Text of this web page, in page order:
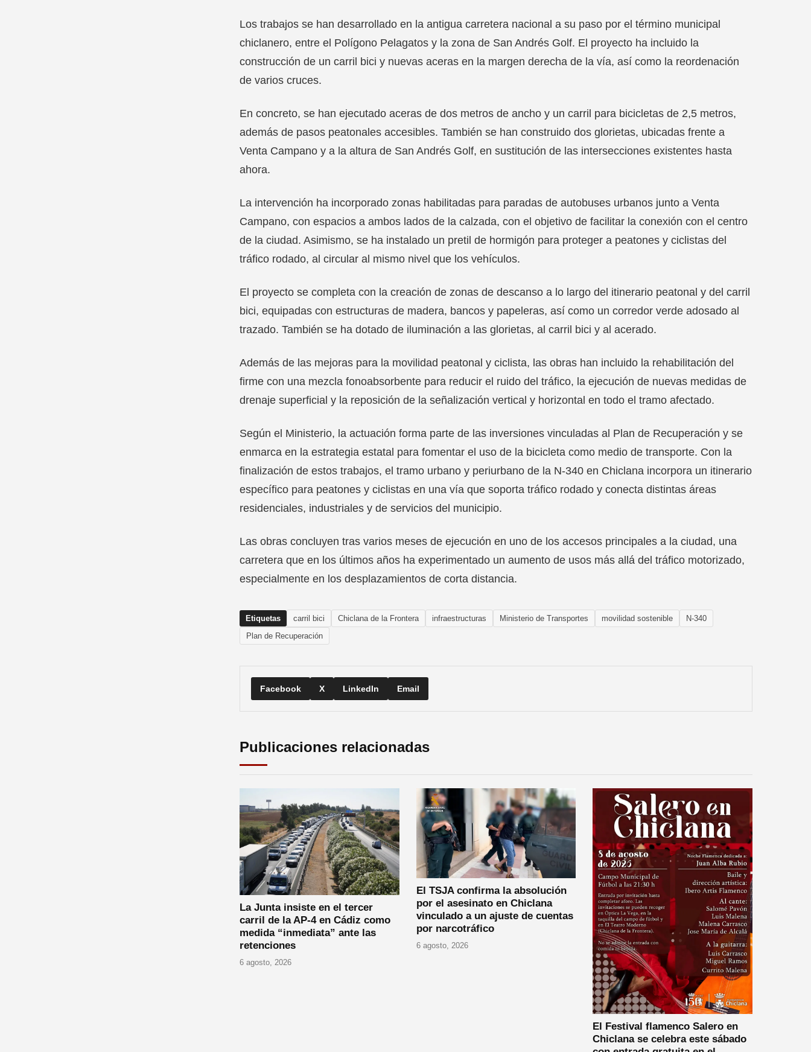
Los trabajos se han desarrollado en la antigua carretera nacional a su paso por el término municipal
chiclanero, entre el Polígono Pelagatos y la zona de San Andrés Golf. El proyecto ha incluido la
construcción de un carril bici y nuevas aceras en la margen derecha de la vía, así como la reordenación
de varios cruces.
En concreto, se han ejecutado aceras de dos metros de ancho y un carril para bicicletas de 2,5 metros,
además de pasos peatonales accesibles. También se han construido dos glorietas, ubicadas frente a
Venta Campano y a la altura de San Andrés Golf, en sustitución de las intersecciones existentes hasta
ahora.
La intervención ha incorporado zonas habilitadas para paradas de autobuses urbanos junto a Venta
Campano, con espacios a ambos lados de la calzada, con el objetivo de facilitar la conexión con el centro
de la ciudad. Asimismo, se ha instalado un pretil de hormigón para proteger a peatones y ciclistas del
tráfico rodado, al circular al mismo nivel que los vehículos.
El proyecto se completa con la creación de zonas de descanso a lo largo del itinerario peatonal y del carril
bici, equipadas con estructuras de madera, bancos y papeleras, así como un corredor verde adosado al
trazado. También se ha dotado de iluminación a las glorietas, al carril bici y al acerado.
Además de las mejoras para la movilidad peatonal y ciclista, las obras han incluido la rehabilitación del
firme con una mezcla fonoabsorbente para reducir el ruido del tráfico, la ejecución de nuevas medidas de
drenaje superficial y la reposición de la señalización vertical y horizontal en todo el tramo afectado.
Según el Ministerio, la actuación forma parte de las inversiones vinculadas al Plan de Recuperación y se
enmarca en la estrategia estatal para fomentar el uso de la bicicleta como medio de transporte. Con la
finalización de estos trabajos, el tramo urbano y periurbano de la N-340 en Chiclana incorpora un itinerario
específico para peatones y ciclistas en una vía que soporta tráfico rodado y conecta distintas áreas
residenciales, industriales y de servicios del municipio.
Las obras concluyen tras varios meses de ejecución en uno de los accesos principales a la ciudad, una
carretera que en los últimos años ha experimentado un aumento de usos más allá del tráfico motorizado,
especialmente en los desplazamientos de corta distancia.
Etiquetas carril bici Chiclana de la Frontera infraestructuras Ministerio de Transportes movilidad sostenible
N-340
Plan de Recuperación
Facebook X LinkedIn Email
Publicaciones relacionadas
La Junta insiste en el tercer
carril de la AP-4 en Cádiz como
medida “inmediata” ante las
retenciones
6 agosto, 2026
El TSJA confirma la absolución
por el asesinato en Chiclana
vinculado a un ajuste de cuentas
por narcotráfico
6 agosto, 2026
El Festival flamenco Salero en
Chiclana se celebra este sábado